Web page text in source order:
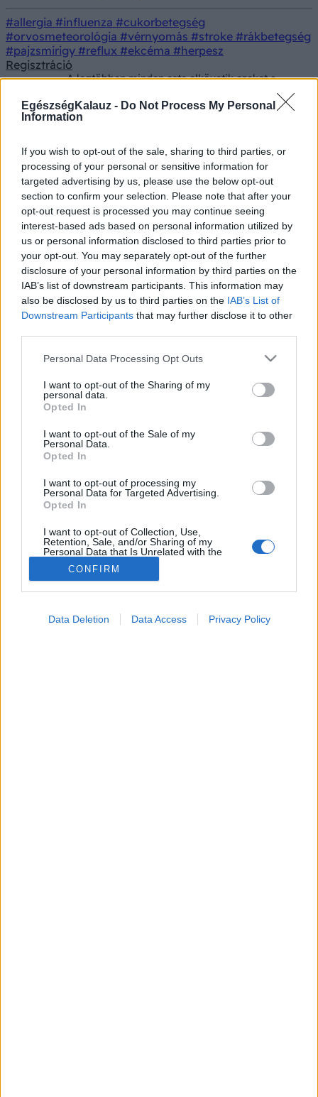
EgészségKalauz - Do Not Process My Personal
Information
If you wish to opt-out of the sale, sharing to third parties, or
processing of your personal or sensitive information for
targeted advertising by us, please use the below opt-out
section to confirm your selection. Please note that after your
opt-out request is processed you may continue seeing
interest-based ads based on personal information utilized by
us or personal information disclosed to third parties prior to
your opt-out. You may separately opt-out of the further
disclosure of your personal information by third parties on the
IAB’s list of downstream participants. This information may
also be disclosed by us to third parties on the IAB’s List of
Downstream Participants that may further disclose it to other
Please note that this website/app uses one or more Google
not limited to your visit or usage behaviour. You may click to
grant or deny consent to Google and its third-party tags to
use your data for below specified purposes in below Google
consent section.
Personal Data Processing Opt Outs
I want to opt-out of the Sharing of my
personal data.
Opted In
I want to opt-out of the Sale of my
Personal Data.
Opted In
I want to opt-out of processing my
Personal Data for Targeted Advertising.
Opted In
I want to opt-out of Collection, Use,
Retention, Sale, and/or Sharing of my
Personal Data that Is Unrelated with the
Purposes for which it was collected.
Opted Out
CONFIRM
Data Deletion Data Access Privacy Policy
#allergia #influenza #cukorbetegség
#orvosmeteorológia #vérnyomás #stroke #rákbetegség
#pajzsmirigy #reflux #ekcéma #herpesz
Regisztráció
A legtöbben minden este elkövetik ezeket a
álmatlanul egész éjjel
ezeket a hibákat nyáron – ezért
forgolódnak sokan álmatlanul
egész éjjel